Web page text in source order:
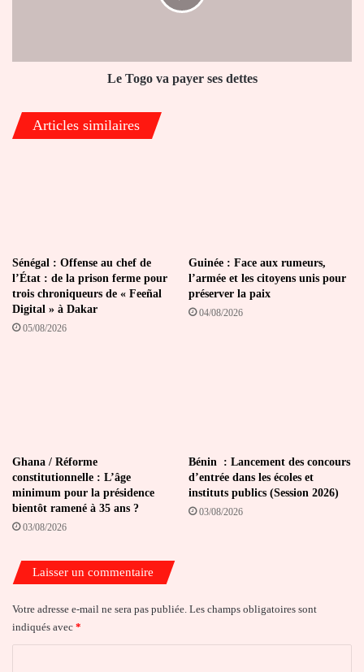
Le Togo va payer ses dettes
Articles similaires
Sénégal : Offense au chef de
l’État : de la prison ferme pour
trois chroniqueurs de « Feeñal
Digital » à Dakar
05/08/2026
Guinée : Face aux rumeurs,
l’armée et les citoyens unis pour
préserver la paix
04/08/2026
Ghana / Réforme
constitutionnelle : L’âge
minimum pour la présidence
bientôt ramené à 35 ans ?
03/08/2026
Bénin : Lancement des concours
d’entrée dans les écoles et
instituts publics (Session 2026)
03/08/2026
Laisser un commentaire
Votre adresse e-mail ne sera pas publiée. Les champs obligatoires sont
indiqués avec *